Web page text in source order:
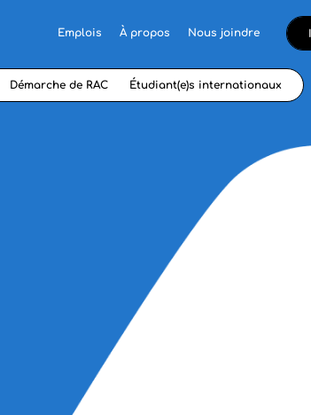
Emplois À propos Nous joindre
Démarche de RAC Étudiant(e)s internationaux